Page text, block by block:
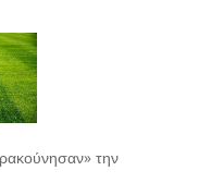
την